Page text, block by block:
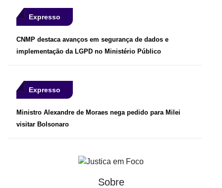
Expresso
CNMP destaca avanços em segurança de dados e
implementação da LGPD no Ministério Público
Expresso
Ministro Alexandre de Moraes nega pedido para Milei
visitar Bolsonaro
Sobre